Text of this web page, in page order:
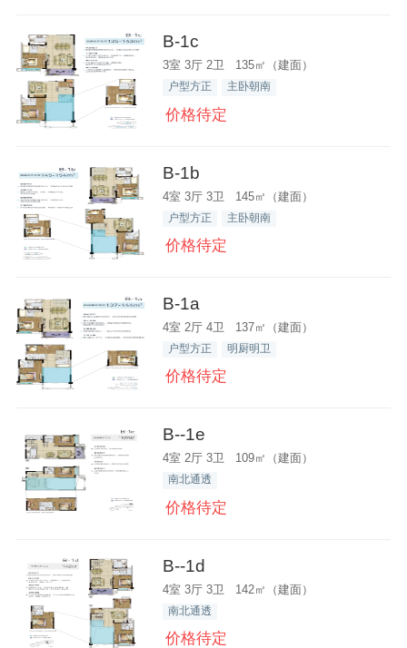
B-1c
3室 3厅 2卫 135㎡（建面）
户型方正 主卧朝南
价格待定
B-1b
4室 3厅 3卫 145㎡（建面）
户型方正 主卧朝南
价格待定
B-1a
4室 2厅 4卫 137㎡（建面）
户型方正 明厨明卫
价格待定
B--1e
4室 2厅 3卫 109㎡（建面）
南北通透
价格待定
B--1d
4室 3厅 3卫 142㎡（建面）
南北通透
价格待定